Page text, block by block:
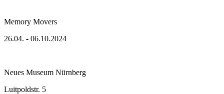
Memory Movers
26.04. - 06.10.2024
Neues Museum Nürnberg
Luitpoldstr. 5